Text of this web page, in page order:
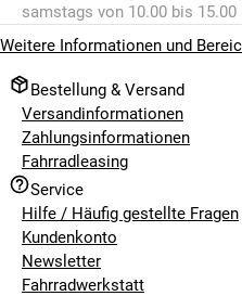
samstags von 10.00 bis
Weitere Informationen und
Bestellung & Versand
Versandinformationen
Zahlungsinformationen
Fahrradleasing
Service
Hilfe / Häufig gestellte Fragen
Kundenkonto
Newsletter
Fahrradwerkstatt